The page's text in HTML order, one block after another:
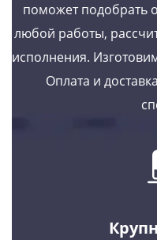
поможет подобрать
любой работы,
исполнения.
Оплата и